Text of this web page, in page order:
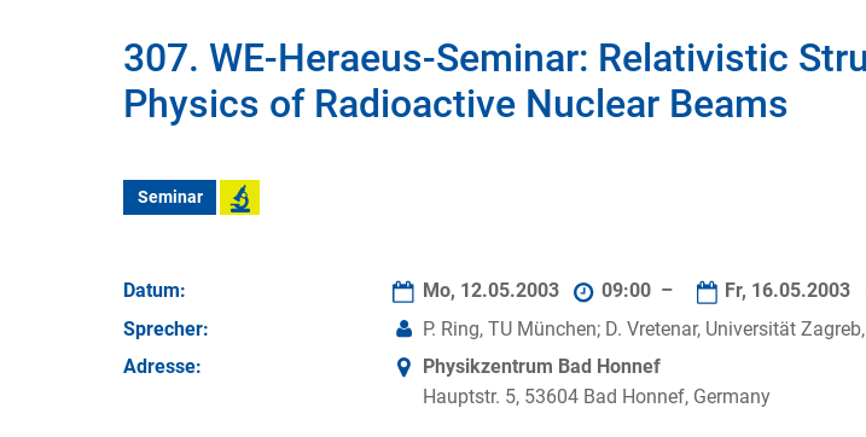
307. WE-Heraeus-Seminar: Relativistic
Physics of Radioactive Nuclear Beams
Seminar
Datum: Mo, 12.05.2003 09:00 – Fr, 16.05.2003
Sprecher:
P. Ring, TU München; D. Vretenar, Universität
Adresse:
Physikzentrum Bad Honnef
Hauptstr. 5, 53604 Bad Honnef, Germany